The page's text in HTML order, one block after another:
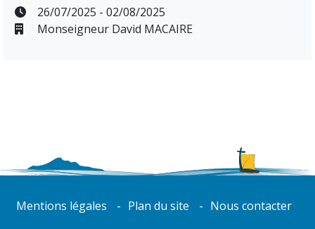
26/07/2025 - 02/08/2025
Monseigneur David MACAIRE
Mentions légales Plan du site Nous contacter